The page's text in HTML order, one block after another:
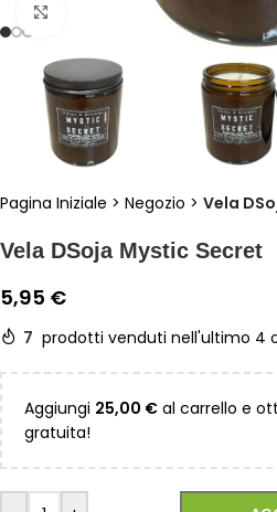
Clicca per ingrandire
Pagina Iniziale > Negozio > Vela
Vela DSoja Mystic Secret
5,95 €
7 prodotti venduti nell'ultimo 4
Aggiungi 25,00 € al carrello e
gratuita!